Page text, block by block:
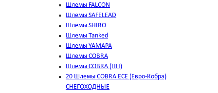
Шлемы FALCON
Шлемы SAFELEAD
Шлемы SHIRO
Шлемы Tanked
Шлемы YAMAPA
Шлемы COBRA
Шлемы COBRA (HH)
20 Шлемы COBRA ECE (Евро-Кобра)
СНЕГОХОДНЫЕ